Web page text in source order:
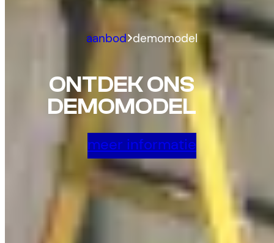
aanbod demomodel
ONTDEK ONS
DEMOMODEL
meer informatie